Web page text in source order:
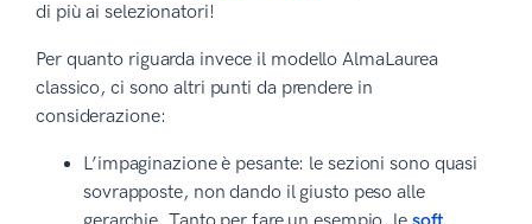
di più ai selezionatori!
Per quanto riguarda invece il modello AlmaLaurea
classico, ci sono altri punti da prendere in
considerazione:
L’impaginazione è pesante: le sezioni sono quasi
sovrapposte, non dando il giusto peso alle